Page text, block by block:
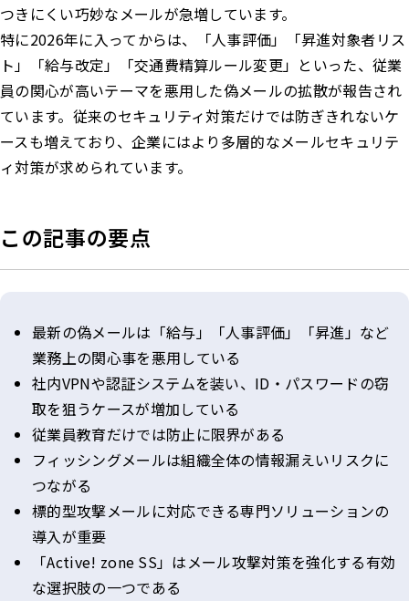
つきにくい巧妙なメールが急増しています。
特に2026年に入ってからは、「人事評価」「昇進対象者リス
ト」「給与改定」「交通費精算ルール変更」といった、従業
員の関心が高いテーマを悪用した偽メールの拡散が報告され
ています。従来のセキュリティ対策だけでは防ぎきれないケ
ースも増えており、企業にはより多層的なメールセキュリテ
ィ対策が求められています。
この記事の要点
最新の偽メールは「給与」「人事評価」「昇進」など
業務上の関心事を悪用している
社内VPNや認証システムを装い、ID・パスワードの窃
取を狙うケースが増加している
従業員教育だけでは防止に限界がある
フィッシングメールは組織全体の情報漏えいリスクに
つながる
標的型攻撃メールに対応できる専門ソリューションの
導入が重要
「Active! zone SS」はメール攻撃対策を強化する有効
な選択肢の一つである